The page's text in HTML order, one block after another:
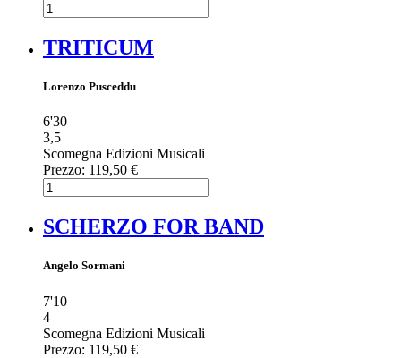
TRITICUM
Lorenzo Pusceddu
6'30
3,5
Scomegna Edizioni Musicali
Prezzo: 119,50 €
SCHERZO FOR BAND
Angelo Sormani
7'10
4
Scomegna Edizioni Musicali
Prezzo: 119,50 €